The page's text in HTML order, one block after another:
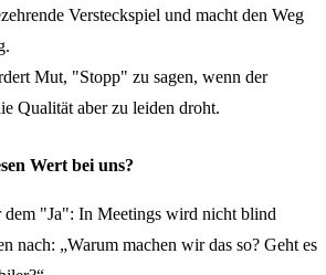
Versteckspiel und macht den Weg
Mut, "Stopp" zu sagen, wenn der
Qualität aber zu leiden droht.
Wert bei uns?
"Ja": In Meetings wird nicht blind
nach: „Warum machen wir das so? Geht es